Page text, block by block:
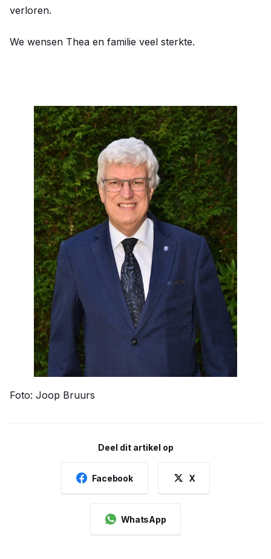
verloren.
We wensen Thea en familie veel sterkte.
Foto: Joop Bruurs
Deel dit artikel op
Facebook X
WhatsApp